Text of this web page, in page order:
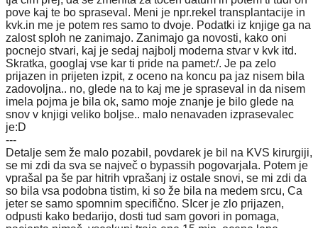
pove kaj te bo spraseval. Meni je npr.rekel transplantacije in
kvk.in me je potem res samo to dvoje. Podatki iz knjige ga na
zalost sploh ne zanimajo. Zanimajo ga novosti, kako oni
pocnejo stvari, kaj je sedaj najbolj moderna stvar v kvk itd.
Skratka, googlaj vse kar ti pride na pamet:/. Je pa zelo
prijazen in prijeten izpit, z oceno na koncu pa jaz nisem bila
zadovoljna.. no, glede na to kaj me je spraseval in da nisem
imela pojma je bila ok, samo moje znanje je bilo glede na
snov v knjigi veliko boljse.. malo nenavaden izprasevalec
je:D
---
Detalje sem že malo pozabil, povdarek je bil na KVS kirurgiji,
se mi zdi da sva se največ o bypassih pogovarjala. Potem je
vprašal pa še par hitrih vprašanj iz ostale snovi, se mi zdi da
so bila vsa podobna tistim, ki so že bila na medem srcu, Ca
jeter se samo spomnim specifično. SIcer je zlo prijazen,
odpusti kako bedarijo, dosti tud sam govori in pomaga,